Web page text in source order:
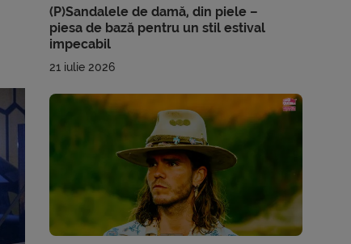
(P)Sandalele de damă, din piele –
piesa de bază pentru un stil estival
impecabil
21 iulie 2026